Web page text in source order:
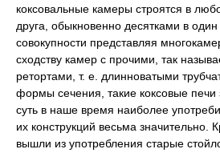
коксовальные камеры строятся в
друга, обыкновенно десятками в
совокупности представляя
сходству камер с прочими, так
ретортами, т. е. длинноватыми
формы сечения, такие коксовые печи
суть в наше время наиболее
их конструкций весьма
вышли из употребления старые